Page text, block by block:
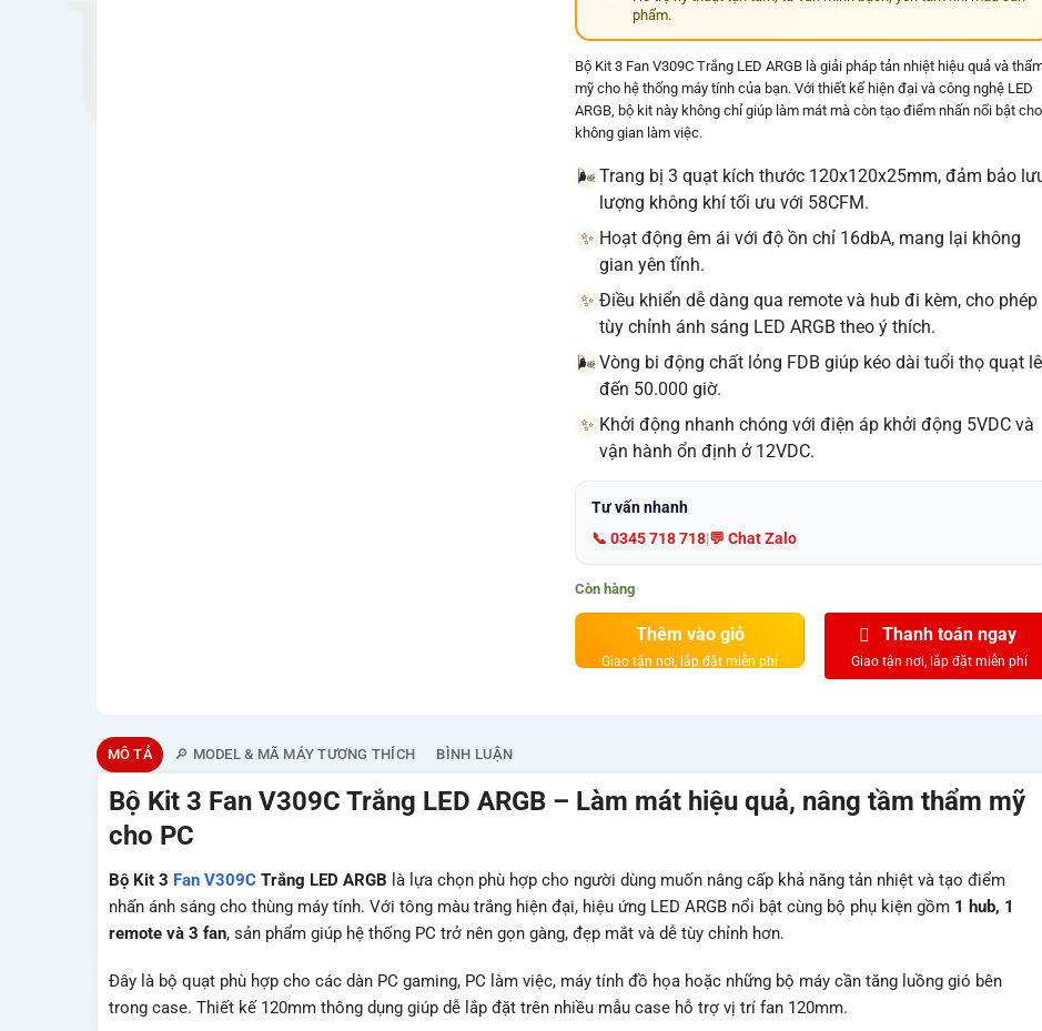
phẩm.
Bộ Kit 3 Fan V309C Trắng LED ARGB là giải pháp tản nhiệt hiệu quả và
mỹ cho hệ thống máy tính của bạn. Với thiết kế hiện đại và công nghệ LED
ARGB, bộ kit này không chỉ giúp làm mát mà còn tạo điểm nhấn nổi bật cho
không gian làm việc.
🌬️ Trang bị 3 quạt kích thước 120x120x25mm, đảm bảo
lượng không khí tối ưu với 58CFM.
✨ Hoạt động êm ái với độ ồn chỉ 16dbA, mang lại không
gian yên tĩnh.
✨ Điều khiển dễ dàng qua remote và hub đi kèm, cho phép
tùy chỉnh ánh sáng LED ARGB theo ý thích.
🌬️ Vòng bi động chất lỏng FDB giúp kéo dài tuổi thọ quạt
đến 50.000 giờ.
✨ Khởi động nhanh chóng với điện áp khởi động 5VDC và
vận hành ổn định ở 12VDC.
Tư vấn nhanh
📞 0345 718 718|💬 Chat Zalo
Còn hàng
Thêm vào giỏ Thanh toán ngay
MÔ TẢ 🔎 MODEL & MÃ MÁY TƯƠNG THÍCH BÌNH LUẬN
Bộ Kit 3 Fan V309C Trắng LED ARGB – Làm mát hiệu quả, nâng tầm thẩm mỹ
cho PC
Bộ Kit 3 Fan V309C Trắng LED ARGB là lựa chọn phù hợp cho người dùng muốn nâng cấp khả năng tản nhiệt và tạo điểm
nhấn ánh sáng cho thùng máy tính. Với tông màu trắng hiện đại, hiệu ứng LED ARGB nổi bật cùng bộ phụ kiện gồm 1 hub, 1
remote và 3 fan, sản phẩm giúp hệ thống PC trở nên gọn gàng, đẹp mắt và dễ tùy chỉnh hơn.
Đây là bộ quạt phù hợp cho các dàn PC gaming, PC làm việc, máy tính đồ họa hoặc những bộ máy cần tăng luồng gió bên
trong case. Thiết kế 120mm thông dụng giúp dễ lắp đặt trên nhiều mẫu case hỗ trợ vị trí fan 120mm.